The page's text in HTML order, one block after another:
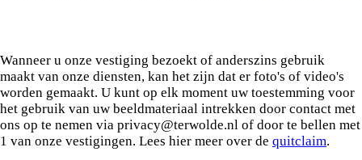
Wanneer u onze vestiging bezoekt of anderszins gebruik
maakt van onze diensten, kan het zijn dat er foto's of video's
worden gemaakt. U kunt op elk moment uw toestemming voor
het gebruik van uw beeldmateriaal intrekken door contact met
ons op te nemen via privacy@terwolde.nl of door te bellen met
1 van onze vestigingen. Lees hier meer over de quitclaim.